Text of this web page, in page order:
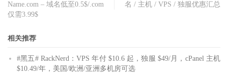
Name.com – 域名低至0.5$/.com
仅需3.99$
名 / 主机 / VPS / 独服优惠汇总
相关推荐
#黑五# RackNerd：VPS 年付 $10.6 起，独服 $49/月，cPanel 主机
$10.49/年，美国/欧洲/亚洲多机房可选